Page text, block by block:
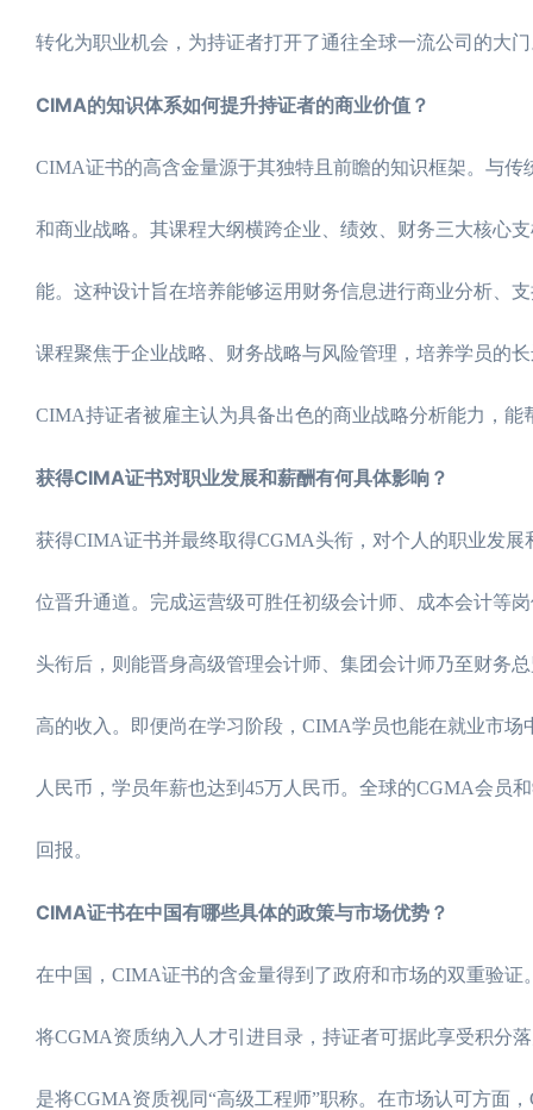
转化为职业机会，为持证者打开了通往全球一流公司的大
CIMA的知识体系如何提升持证者的商业价值？
CIMA证书的高含金量源于其独特且前瞻的知识框架。与
和商业战略。其课程大纲横跨企业、绩效、财务三大核心
能。这种设计旨在培养能够运用财务信息进行商业分析、
课程聚焦于企业战略、财务战略与风险管理，培养学员的
CIMA持证者被雇主认为具备出色的商业战略分析能力，
获得CIMA证书对职业发展和薪酬有何具体影响？
获得CIMA证书并最终取得CGMA头衔，对个人的职业发
位晋升通道。完成运营级可胜任初级会计师、成本会计等
头衔后，则能晋身高级管理会计师、集团会计师乃至财务
高的收入。即便尚在学习阶段，CIMA学员也能在就业市
人民币，学员年薪也达到45万人民币。全球的CGMA会员
回报。
CIMA证书在中国有哪些具体的政策与市场优势？
在中国，CIMA证书的含金量得到了政府和市场的双重验
将CGMA资质纳入人才引进目录，持证者可据此享受积分
是将CGMA资质视同“高级工程师”职称。在市场认可方面